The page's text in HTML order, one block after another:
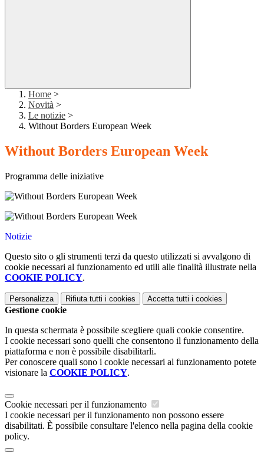
Home >
Novità >
Le notizie >
Without Borders European Week
Without Borders European Week
Programma delle iniziative
Notizie
Questo sito o gli strumenti terzi da questo utilizzati si avvalgono di
cookie necessari al funzionamento ed utili alle finalità illustrate nella
COOKIE POLICY.
Personalizza Rifiuta tutti i cookies Accetta tutti i cookies
Gestione cookie
In questa schermata è possibile scegliere quali cookie consentire.
I cookie necessari sono quelli che consentono il funzionamento della
piattaforma e non è possibile disabilitarli.
Per conoscere quali sono i cookie necessari al funzionamento potete
visionare la COOKIE POLICY.
Cookie necessari per il funzionamento
I cookie necessari per il funzionamento non possono essere
disabilitati. È possibile consultare l'elenco nella pagina della cookie
policy.